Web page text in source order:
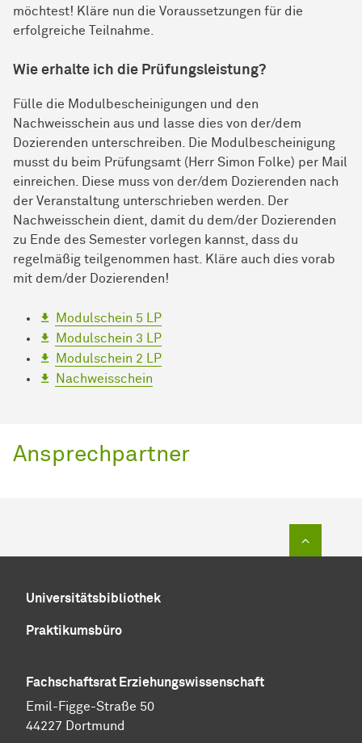
möchtest! Kläre nun die Voraussetzungen für die
erfolgreiche Teilnahme.
Wie erhalte ich die Prüfungsleistung?
Fülle die Modulbescheinigungen und den
Nachweisschein aus und lasse dies von der/dem
Dozierenden unterschreiben. Die Modulbescheinigung
musst du beim Prüfungsamt (Herr Simon Folke) per Mail
einreichen. Diese muss von der/dem Dozierenden nach
der Veranstaltung unterschrieben werden. Der
Nachweisschein dient, damit du dem/der Dozierenden
zu Ende des Semester vorlegen kannst, dass du
regelmäßig teilgenommen hast. Kläre auch dies vorab
mit dem/der Dozierenden!
Modulschein 5 LP
Modulschein 3 LP
Modulschein 2 LP
Nachweisschein
Ansprechpartner
Universitätsbibliothek
Praktikumsbüro
Fachschaftsrat Erziehungswissenschaft
Emil-Figge-Straße 50
44227 Dortmund